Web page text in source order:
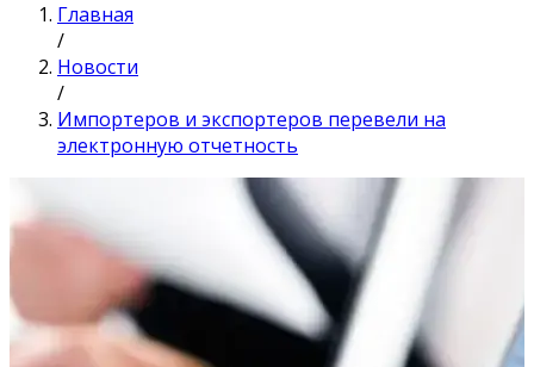
Главная
/
Новости
/
Импортеров и экспортеров перевели на
электронную отчетность